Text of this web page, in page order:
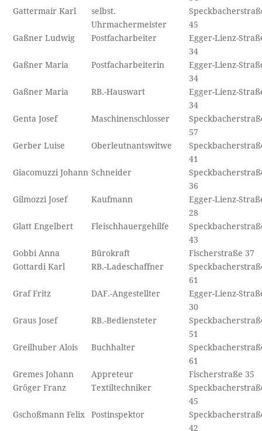
Gattermair Karl
selbst.
Uhrmachermeister
45
Gaßner Ludwig
Postfacharbeiter
Egger-Lienz-
34
Gaßner Maria
Postfacharbeiterin
Egger-Lienz-
34
Gaßner Maria
RB.-Hauswart
Egger-Lienz-
34
Genta Josef
Maschinenschlosser
57
Gerber Luise
Oberleutnantswitwe
41
Giacomuzzi Johann Schneider
36
Gilmozzi Josef
Kaufmann
Egger-Lienz-
28
Glatt Engelbert
Fleischhauergehilfe
43
Gobbi Anna
Bürokraft
Fischerstraße 37
Gottardi Karl
RB.-Ladeschaffner
61
Graf Fritz
DAF.-Angestellter
Egger-Lienz-
30
Graus Josef
RB.-Bediensteter
51
Greilhuber Alois
Buchhalter
61
Gremes Johann
Appreteur
Fischerstraße 35
Gröger Franz
Textiltechniker
45
Gschoßmann Felix
Postinspektor
42